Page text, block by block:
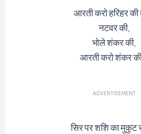
आरती करो हरिहर की
नटवर की,
भोले शंकर की,
आरती करो शंकर
ADVERTISEMENT
सिर पर शशि का मुकुट